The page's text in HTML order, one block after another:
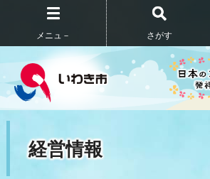
メニュ－ さがす
経営情報